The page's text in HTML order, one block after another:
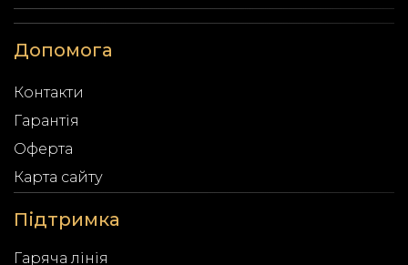
Допомога
Контакти
Гарантія
Оферта
Карта сайту
Підтримка
Гаряча лінія